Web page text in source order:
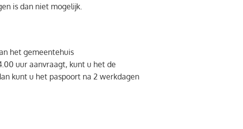
is dan niet mogelijk.
het gemeentehuis
uur aanvraagt, kunt u het de
kunt u het paspoort na 2 werkdagen